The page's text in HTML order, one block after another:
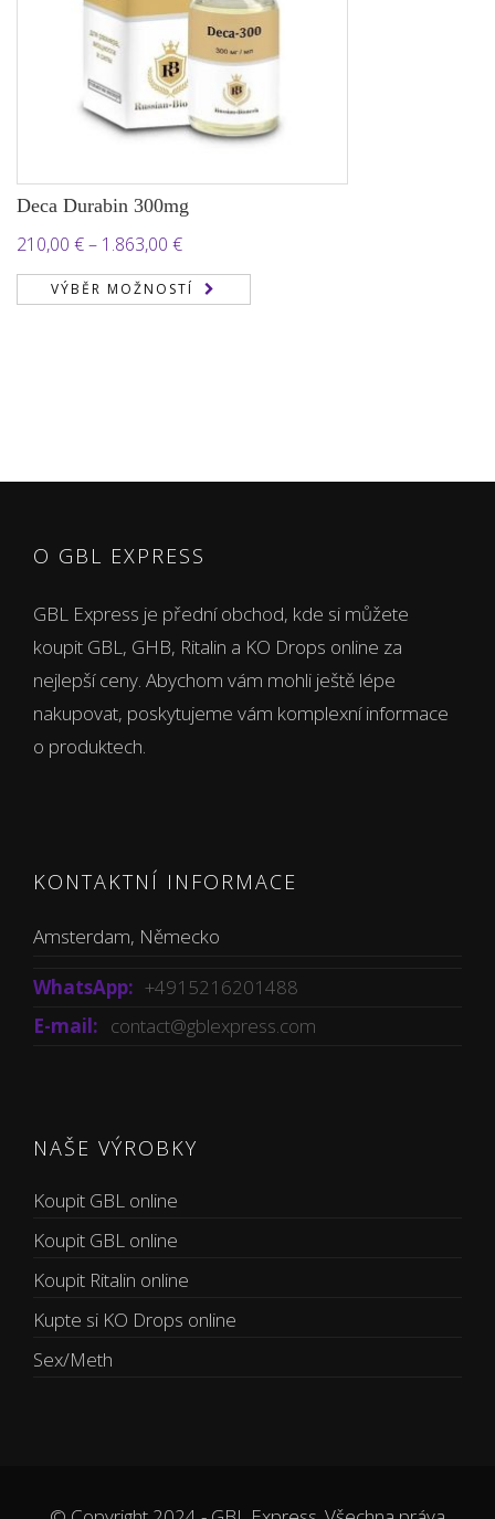
Deca Durabin 300mg
210,00 €– 1.863,00 €Rozpětí
cen:
210,00 €
VÝBĚR MOŽNOSTÍ
O GBL EXPRESS
GBL Express je přední obchod, kde si můžete
koupit GBL, GHB, Ritalin a KO Drops online za
nejlepší ceny. Abychom vám mohli ještě lépe
nakupovat, poskytujeme vám komplexní informace
o produktech.
KONTAKTNÍ INFORMACE
Amsterdam, Německo
WhatsApp: +4915216201488
E-mail: contact@gblexpress.com
NAŠE VÝROBKY
Koupit GBL online
Koupit GBL online
Koupit Ritalin online
Kupte si KO Drops online
Sex/Meth